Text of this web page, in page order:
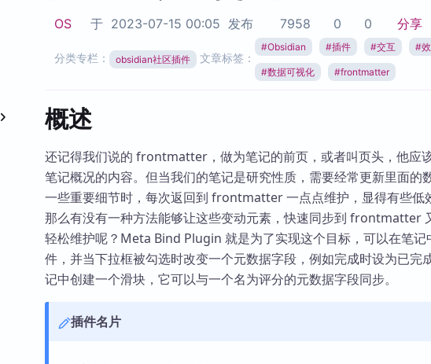
Zotero 插件
Zotero 插件资源与加速
OS 于 2023-07-15 00:05 发布 7958 0 0 分享
分类专栏： obsidian社区插件 文章标签：
#Obsidian #插件 #交互 #
#数据可视化 #frontmatter
概述
还记得我们说的 frontmatter，做为笔记的前页，或者叫页头，他应
笔记概况的内容。但当我们的笔记是研究性质，需要经常更新里面的
一些重要细节时，每次返回到 frontmatter 一点点维护，显得有些低
那么有没有一种方法能够让这些变动元素，快速同步到 frontmatter
轻松维护呢？Meta Bind Plugin 就是为了实现这个目标，可以在笔记
件，并当下拉框被勾选时改变一个元数据字段，例如完成时设为已完
记中创建一个滑块，它可以与一个名为评分的元数据字段同步。
插件名片